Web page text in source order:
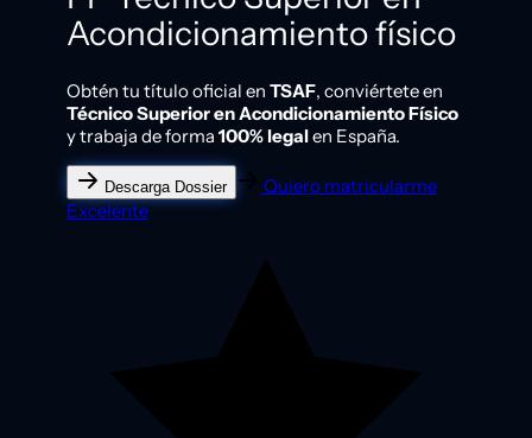
Acondicionamiento físico
Obtén tu título oficial en TSAF, conviértete en
Técnico Superior en Acondicionamiento Físico
y trabaja de forma 100% legalen España.
Descarga Dossier
Quiero matricularme
Excelente